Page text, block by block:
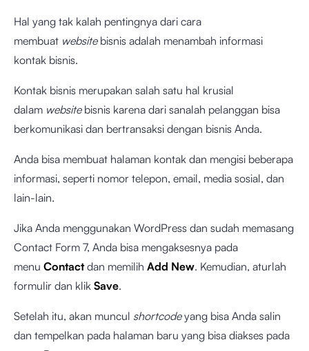
Hal yang tak kalah pentingnya dari cara
membuat website bisnis adalah menambah informasi
kontak bisnis.
Kontak bisnis merupakan salah satu hal krusial
dalam website bisnis karena dari sanalah pelanggan bisa
berkomunikasi dan bertransaksi dengan bisnis Anda.
Anda bisa membuat halaman kontak dan mengisi beberapa
informasi, seperti nomor telepon, email, media sosial, dan
lain-lain.
Jika Anda menggunakan WordPress dan sudah memasang
Contact Form 7, Anda bisa mengaksesnya pada
menu Contactdan memilih Add New. Kemudian, aturlah
formulir dan klik Save.
Setelah itu, akan muncul shortcodeyang bisa Anda salin
dan tempelkan pada halaman baru yang bisa diakses pada